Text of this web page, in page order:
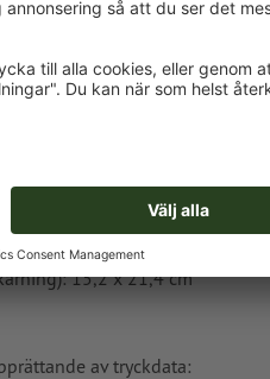
exkl. moms
kr 754,78
A5
15,2 x 21,4 cm
av tryckdata: